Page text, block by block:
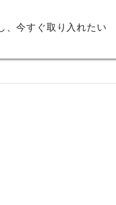
、今すぐ取り入れたい